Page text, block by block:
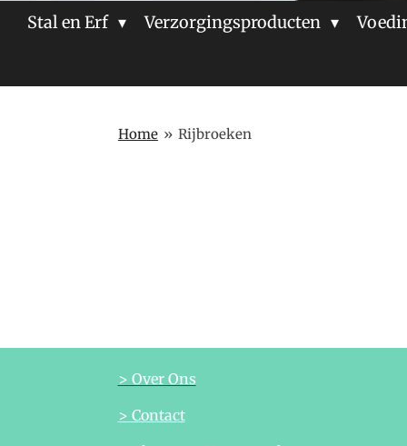
Stal en Erf Verzorgingsproducten
Home » Rijbroeken
> Over Ons
> Contact